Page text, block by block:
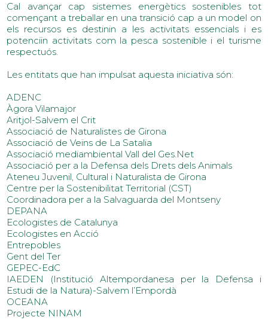
Cal avançar cap sistemes energètics sostenibles tot
començant a treballar en una transició cap a un model on
els recursos es destinin a les activitats essencials i es
potenciïn activitats com la pesca sostenible i el turisme
respectuós.
Les entitats que han impulsat aquesta iniciativa són:
ADENC
Àgora Vilamajor
Aritjol-Salvem el Crit
Associació de Naturalistes de Girona
Associació de Veïns de La Satalia
Associació mediambiental Vall del Ges.Net
Associació per a la Defensa dels Drets dels Animals
Ateneu Juvenil, Cultural i Naturalista de Girona
Centre per la Sostenibilitat Territorial (CST)
Coordinadora per a la Salvaguarda del Montseny
DEPANA
Ecologistes de Catalunya
Ecologistes en Acció
Entrepobles
Gent del Ter
GEPEC-EdC
IAEDEN (Institució Altempordanesa per la Defensa i
Estudi de la Natura)-Salvem l’Empordà
OCEANA
Projecte NINAM